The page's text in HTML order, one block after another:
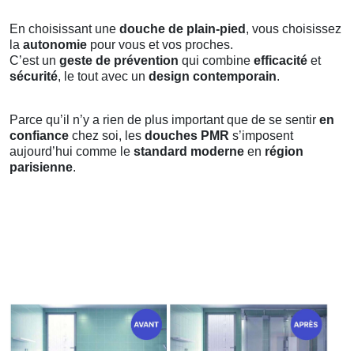
En choisissant une douche de plain-pied , vous choisissez
la autonomie pour vous et vos proches.
C’est un geste de prévention qui combine efficacité et
sécurité, le tout avec un design contemporain.
Parce qu’il n’y a rien de plus important que de se sentir en
confiance chez soi, les douches PMR s’imposent
aujourd’hui comme le standard moderne en région
parisienne.